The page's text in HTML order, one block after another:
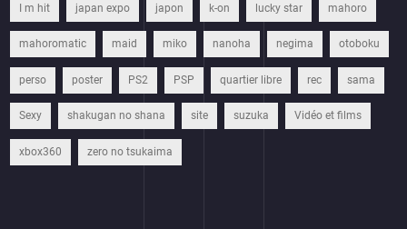
I m hit japan expo japon k-on lucky star mahoro
mahoromatic maid miko nanoha negima otoboku
perso poster PS2 PSP quartier libre rec sama
Sexy shakugan no shana site suzuka Vidéo et films
xbox360 zero no tsukaima